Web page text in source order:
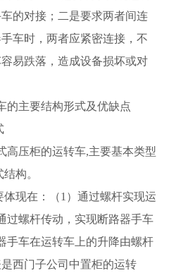
的对接；二是要求两者间连
车时，两者应紧密连接，不
易跌落，造成设备损坏或对
主要结构形式及优缺点
压柜的运转车,主要基本类型
构。
在：（1）通过螺杆实现运
过螺杆传动，实现断路器手车
手车在运转车上的升降由螺杆
西门子公司中置柜的运转